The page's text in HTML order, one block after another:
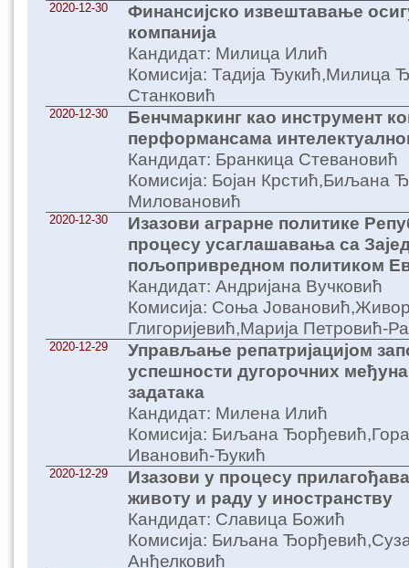
2020-12-30
Финансијско извештавање
компанија
Кандидат: Милица Илић
Комисија: Тадија Ђукић,Милица
Станковић
2020-12-30
Бенчмаркинг као инструмент
перформансама
Кандидат: Бранкица Стевановић
Комисија: Бојан Крстић,Биљана
Миловановић
2020-12-30
Изазови аграрне политике
процесу усаглашавања са
пољопривредном политиком
Кандидат: Андријана Вучковић
Комисија: Соња
Глигоријевић,Марија Петровић-
2020-12-29
Управљање репатријацијом
успешности дугорочних
задатака
Кандидат: Милена Илић
Комисија: Биљана
Ивановић-Ђукић
2020-12-29
Изазови у процесу
животу и раду у иностранству
Кандидат: Славица Божић
Комисија: Биљана
Анђелковић